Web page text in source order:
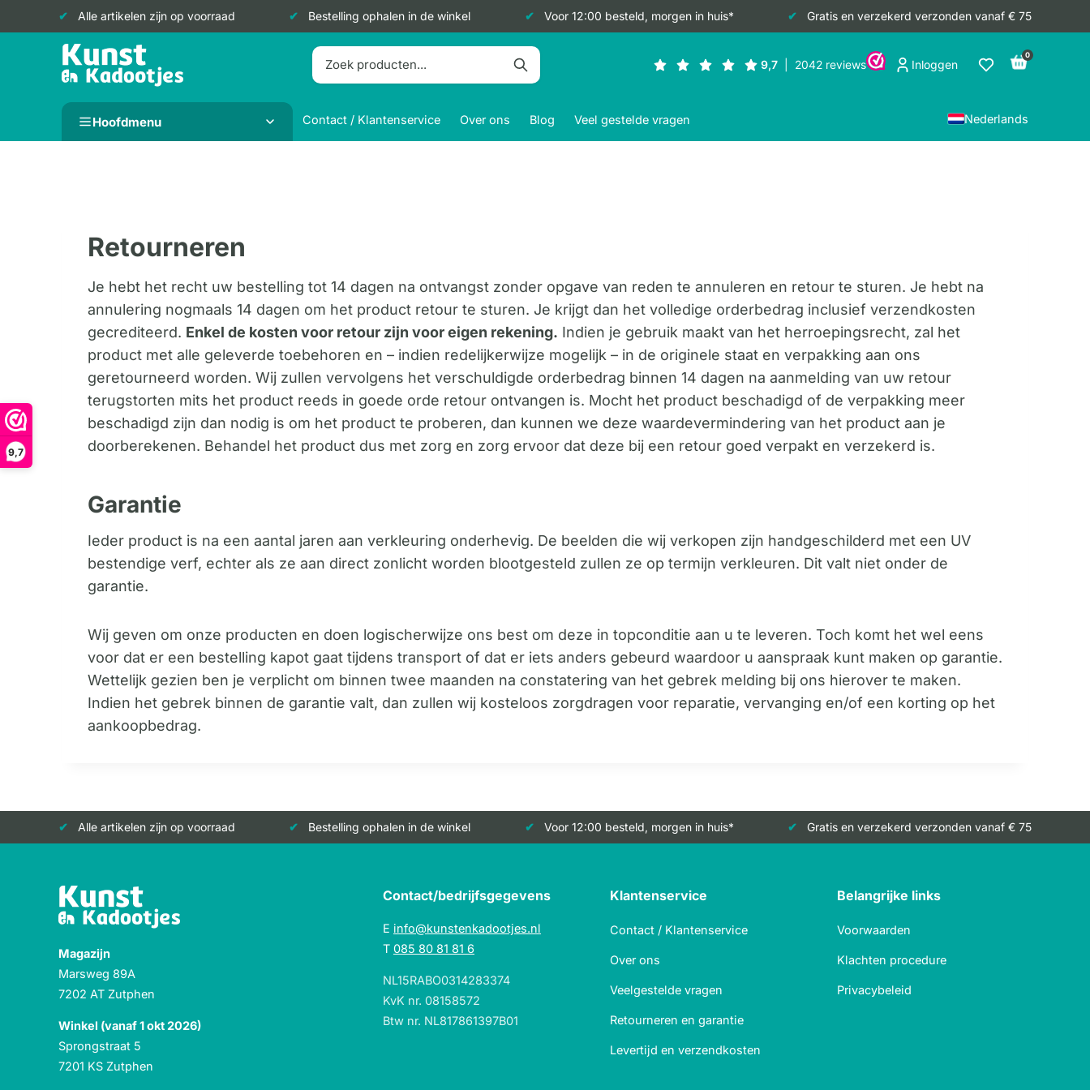
9,7
Alle artikelen zijn op voorraad Bestelling ophalen in de winkel Voor 12:00 besteld, morgen in huis* Gratis en verzekerd verzonden vanaf € 75
Doorgaan
Inloggen
0
Hoofdmenu Contact / Klantenservice Over ons Blog Veel gestelde vragen Nederlands
Retourneren
Je hebt het recht uw bestelling tot 14 dagen na ontvangst zonder opgave van reden te annuleren en retour te sturen. Je hebt na
annulering nogmaals 14 dagen om het product retour te sturen. Je krijgt dan het volledige orderbedrag inclusief verzendkosten
gecrediteerd. Enkel de kosten voor retour zijn voor eigen rekening. Indien je gebruik maakt van het herroepingsrecht, zal het
product met alle geleverde toebehoren en – indien redelijkerwijze mogelijk – in de originele staat en verpakking aan ons
geretourneerd worden. Wij zullen vervolgens het verschuldigde orderbedrag binnen 14 dagen na aanmelding van uw retour
terugstorten mits het product reeds in goede orde retour ontvangen is. Mocht het product beschadigd of de verpakking meer
beschadigd zijn dan nodig is om het product te proberen, dan kunnen we deze waardevermindering van het product aan je
doorberekenen. Behandel het product dus met zorg en zorg ervoor dat deze bij een retour goed verpakt en verzekerd is.
Garantie
Ieder product is na een aantal jaren aan verkleuring onderhevig. De beelden die wij verkopen zijn handgeschilderd met een UV
bestendige verf, echter als ze aan direct zonlicht worden blootgesteld zullen ze op termijn verkleuren. Dit valt niet onder de
garantie.
Wij geven om onze producten en doen logischerwijze ons best om deze in topconditie aan u te leveren. Toch komt het wel eens
voor dat er een bestelling kapot gaat tijdens transport of dat er iets anders gebeurd waardoor u aanspraak kunt maken op garantie.
Wettelijk gezien ben je verplicht om binnen twee maanden na constatering van het gebrek melding bij ons hierover te maken.
Indien het gebrek binnen de garantie valt, dan zullen wij kosteloos zorgdragen voor reparatie, vervanging en/of een korting op het
aankoopbedrag.
Alle artikelen zijn op voorraad Bestelling ophalen in de winkel Voor 12:00 besteld, morgen in huis* Gratis en verzekerd verzonden vanaf € 75
Magazijn
Marsweg 89A
7202 AT Zutphen
Winkel (vanaf 1 okt 2026)
Sprongstraat 5
7201 KS Zutphen
Contact/bedrijfsgegevens
E info@kunstenkadootjes.nl
T 085 80 81 81 6
NL15RABO0314283374
KvK nr. 08158572
Btw nr. NL817861397B01
Klantenservice
Contact / Klantenservice
Over ons
Veelgestelde vragen
Retourneren en garantie
Levertijd en verzendkosten
Belangrijke links
Voorwaarden
Klachten procedure
Privacybeleid